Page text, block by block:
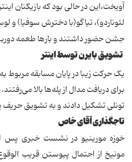
آویخت،‌این در حالی بود که بازیکنان
لئوناردو)، تیاگو(با دخترش سوفیا) و
جشن حضور داشتند و بارها طعمه
تشویق بایرن توسط اینتر
یک حرکت زیبا در پایان مسابقه مربوط
برای دریافت مدال از پله‌ها بالا
تونلی تشکیل دادند و به تشویق حریف
تاجگذاری آقای خاص
خوزه مورینیو در نشست خبری پس از
مونیخ از احتمال پیوستن قریب